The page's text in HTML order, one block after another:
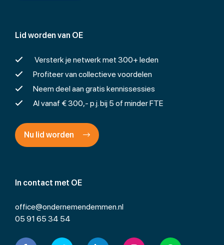
In contact met OE
office@ondernemendemmen.nl
05 91 65 34 54
Lid worden van OE
Versterk je netwerk met 300+ leden
Profiteer van collectieve voordelen
Neem deel aan gratis kennissessies
Al vanaf € 300,- p.j. bij 5 of minder FTE
Nu lid worden